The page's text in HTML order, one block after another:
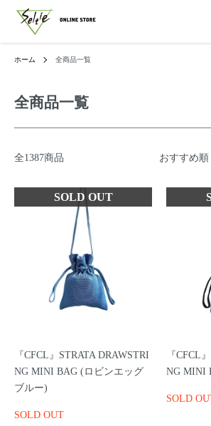
ホーム 全商品一覧
全商品一覧
全1387商品 おすすめ順
『CFCL』STRATA DRAWSTRI
NG MINI BAG (ロビンエッグ
ブルー)
SOLD OUT
『CFCL
NG MINI
SOLD